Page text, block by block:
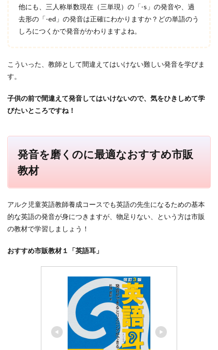
他にも、三人称単数現在（三単現）の「-s」の発音や、過
去形の「-ed」の発音は正確にわかりますか？どの単語のう
しろにつくかで発音がかわりますよね。
こういった、教師として間違えてはいけない難しい発音を学びま
す。
子供の前で間違えて発音してはいけないので、気をひきしめて学
びたいところですね！
発音を磨くのに最適なおすすめ市販
教材
アルク児童英語教師養成コースでも英語の先生になるための基本
的な英語の発音が身につきますが、物足りない、という方は市販
の教材で学習しましょう！
おすすめ市販教材１「英語耳」